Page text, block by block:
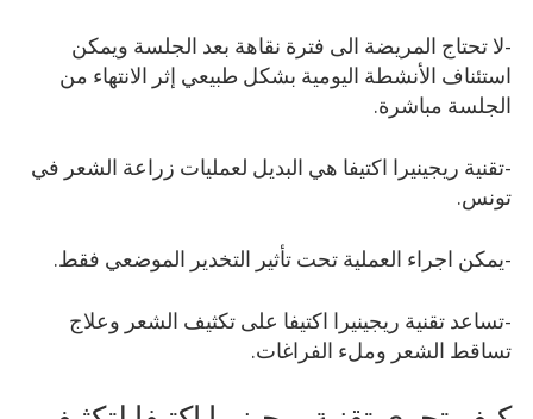
-لا تحتاج المريضة الى فترة نقاهة بعد الجلسة ويمكن
استئناف الأنشطة اليومية بشكل طبيعي إثر الانتهاء من
الجلسة مباشرة.
-تقنية ريجينيرا اكتيفا هي البديل لعمليات زراعة الشعر في
تونس.
-يمكن اجراء العملية تحت تأثير التخدير الموضعي فقط.
-تساعد تقنية ريجينيرا اكتيفا على تكثيف الشعر وعلاج
تساقط الشعر وملء الفراغات.